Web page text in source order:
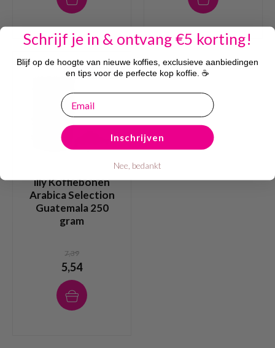
25% korting
illy Koffiebonen
Arabica Selection
Guatemala 250
gram
7,39
5,54
Schrijf je in & ontvang €5 korting!
Blijf op de hoogte van nieuwe koffies, exclusieve aanbiedingen
en tips voor de perfecte kop koffie. ☕
email
Inschrijven
Nee, bedankt